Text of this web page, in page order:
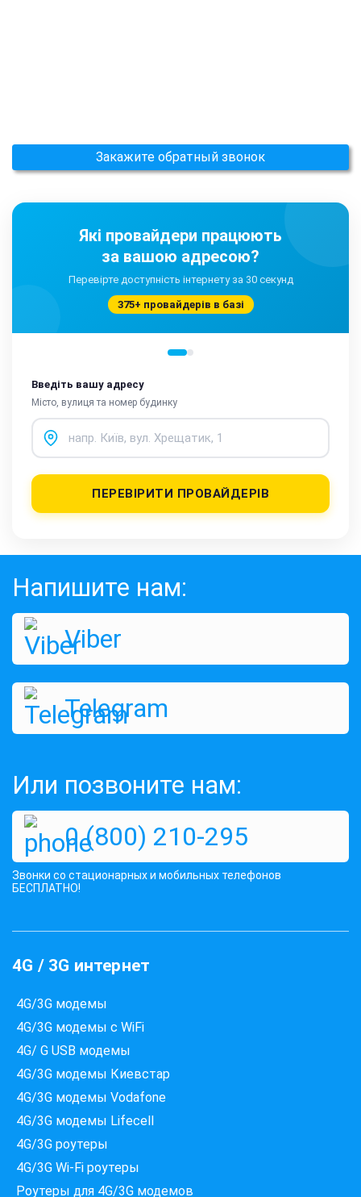
Закажите обратный звонок
Які провайдери працюють
за вашою адресою?
Перевірте доступність інтернету за 30 секунд
375+ провайдерів в базі
Введіть вашу адресу
Місто, вулиця та номер будинку
ПЕРЕВІРИТИ ПРОВАЙДЕРІВ
Напишите нам:
Viber
Telegram
Или позвоните нам:
0 (800) 210-295
Звонки со стационарных и мобильных телефонов
БЕСПЛАТНО!
4G / 3G интернет
4G/3G модемы
4G/3G модемы с WiFi
4G/ G USB модемы
4G/3G модемы Киевстар
4G/3G модемы Vodafone
4G/3G модемы Lifecell
4G/3G роутеры
4G/3G Wi-Fi роутеры
Роутеры для 4G/3G модемов
Які провайдери працюють
за вашою адресою?
Перевірте доступність інтернету за 30 секунд
375+ провайдерів в базі